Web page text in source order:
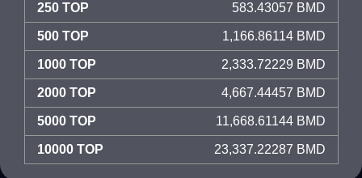
250 TOP 583.43057 BMD
500 TOP 1,166.86114 BMD
1000 TOP 2,333.72229 BMD
2000 TOP 4,667.44457 BMD
5000 TOP 11,668.61144 BMD
10000 TOP 23,337.22287 BMD